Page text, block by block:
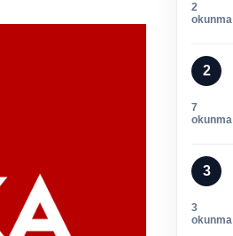
2
okunma
2
7
okunma
3
3
okunma